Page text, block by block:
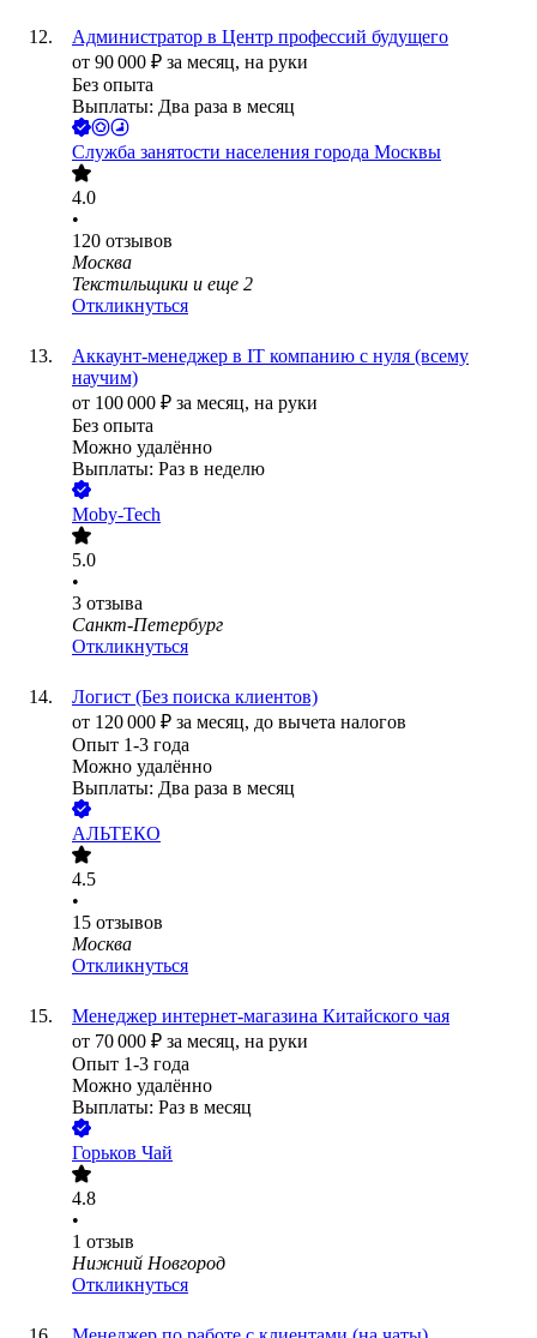
Администратор в Центр профессий будущего
от 90 000 ₽ за месяц, на руки
Без опыта
Выплаты: Два раза в месяц
Служба занятости населения города Москвы
4.0
•
120 отзывов
Москва
Текстильщики и еще 2
Откликнуться
Аккаунт-менеджер в IT компанию с нуля (всему
научим)
от 100 000 ₽ за месяц, на руки
Без опыта
Можно удалённо
Выплаты: Раз в неделю
Moby-Tech
5.0
•
3 отзыва
Санкт-Петербург
Откликнуться
Логист (Без поиска клиентов)
от 120 000 ₽ за месяц, до вычета налогов
Опыт 1-3 года
Можно удалённо
Выплаты: Два раза в месяц
АЛЬТЕКО
4.5
•
15 отзывов
Москва
Откликнуться
Менеджер интернет-магазина Китайского чая
от 70 000 ₽ за месяц, на руки
Опыт 1-3 года
Можно удалённо
Выплаты: Раз в месяц
Горьков Чай
4.8
•
1 отзыв
Нижний Новгород
Откликнуться